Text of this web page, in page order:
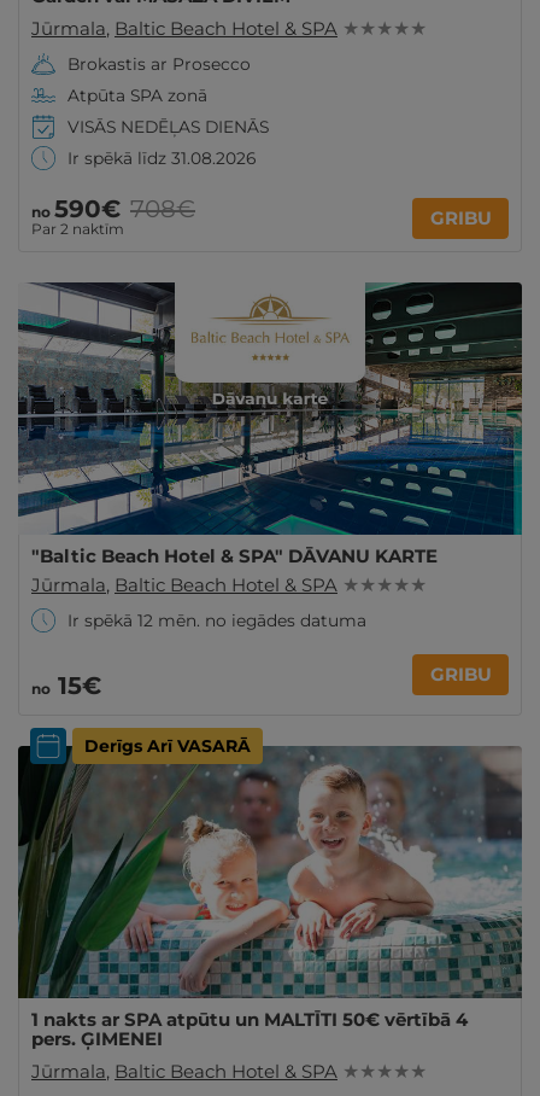
Jūrmala, Baltic Beach Hotel & SPA ★ ★ ★ ★ ★
Brokastis ar Prosecco
Atpūta SPA zonā
VISĀS NEDĒĻAS DIENĀS
Ir spēkā līdz 31.08.2026
no 590€
Par 2 naktīm
708€ GRIBU
"Baltic Beach Hotel & SPA" DĀVANU KARTE
Jūrmala, Baltic Beach Hotel & SPA ★ ★ ★ ★ ★
Ir spēkā 12 mēn. no iegādes datuma
no 15€ GRIBU
Derīgs Arī VASARĀ
1 nakts ar SPA atpūtu un MALTĪTI 50€ vērtībā 4
pers. ĢIMENEI
Jūrmala, Baltic Beach Hotel & SPA ★ ★ ★ ★ ★